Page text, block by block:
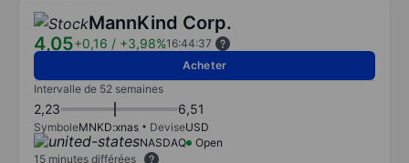
MannKind Corp.
4,05+0,16 / +3,98%16:44:37
Acheter
Intervalle de 52 semaines
2,23 6,51
SymboleMNKD:xnas DeviseUSD
NASDAQ
Open
15 minutes différées